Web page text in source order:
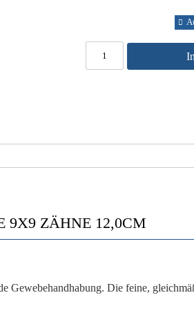
9X9 ZÄHNE 12,0CM
Gewebehandhabung. Die feine,